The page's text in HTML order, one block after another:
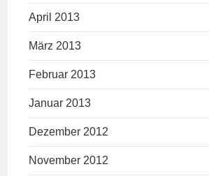
April 2013
März 2013
Februar 2013
Januar 2013
Dezember 2012
November 2012